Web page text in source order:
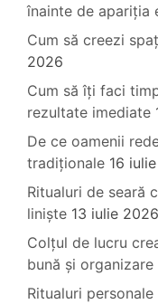
înainte de apariția
Cum să creezi
2026
Cum să îți faci
rezultate imediate
De ce oamenii
tradiționale 16
Ritualuri de seară
liniște 13 iulie 2026
Colțul de lucru
bună și
Ritualuri